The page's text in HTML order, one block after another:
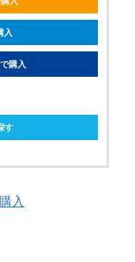
入
購入
す
入